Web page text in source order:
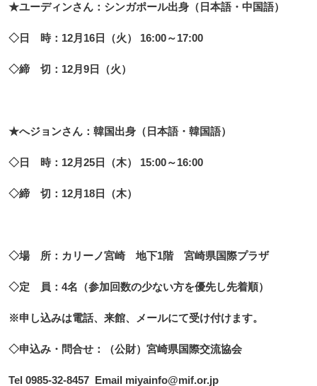
★ユーディンさん：シンガポール出身（日本語・中国語）
◇日 時：12月16日（火） 16:00～17:00
◇締 切：12月9日（火）
★へジョンさん：韓国出身（日本語・韓国語）
◇日 時：12月25日（木） 15:00～16:00
◇締 切：12月18日（木）
◇場 所：カリーノ宮崎 地下1階 宮崎県国際プラザ
◇定 員：4名（参加回数の少ない方を優先し先着順）
※申し込みは電話、来館、メールにて受け付けます。
◇申込み・問合せ：（公財）宮崎県国際交流協会
Tel 0985-32-8457 Email miyainfo@mif.or.jp